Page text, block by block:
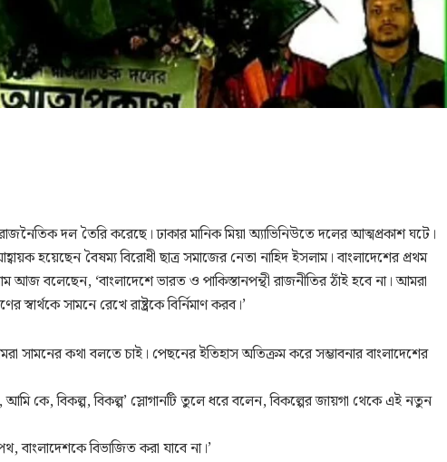
দল তৈরি করেছে। ঢাকার মানিক মিয়া অ্যাভিনিউতে দলের আত্মপ্রকাশ ঘটে।
হয়েছেন বৈষম্য বিরোধী ছাত্র সমাজের নেতা নাহিদ ইসলাম। বাংলাদেশের প্রথম
আজ বলেছেন, ‘বাংলাদেশে ভারত ও পাকিস্তানপন্থী রাজনীতির ঠাঁই হবে না। আমরা
সামনে রেখে রাষ্ট্রকে বির্নিমাণ করব।’
সামনের কথা বলতে চাই। পেছনের ইতিহাস অতিক্রম করে সম্ভাবনার বাংলাদেশের
কে, বিকল্প, বিকল্প’ স্লোগানটি তুলে ধরে বলেন, বিকল্পের জায়গা থেকে এই নতুন
বিভাজিত করা যাবে না।’